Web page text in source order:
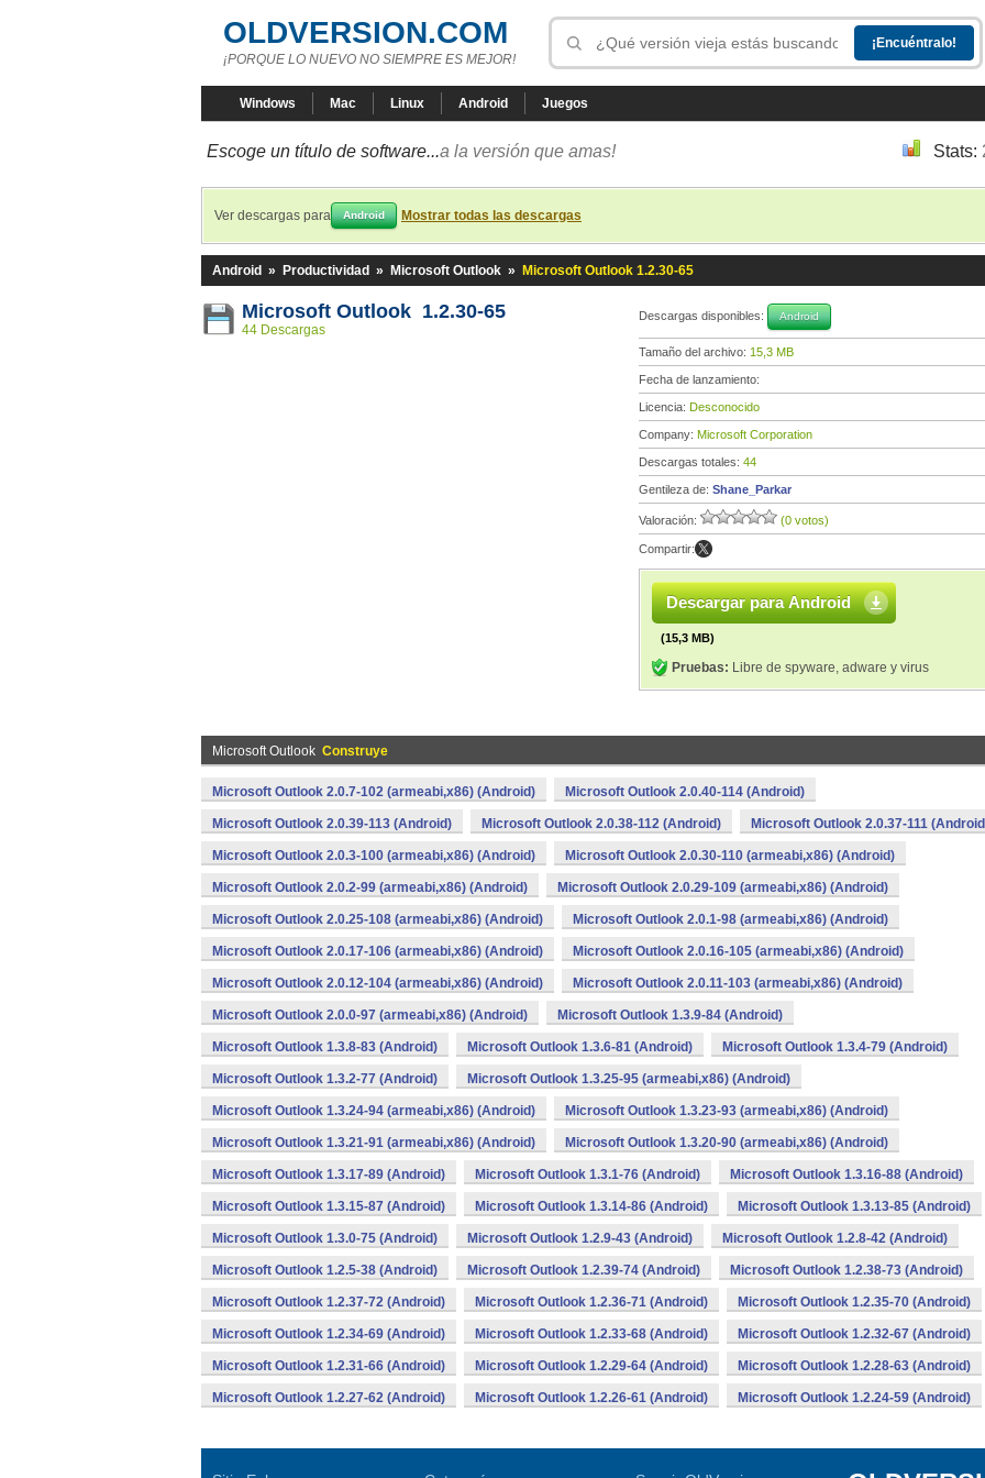
OLDVERSION.COM
¡PORQUE LO NUEVO NO SIEMPRE ES MEJOR!
Windows Mac Linux Android Juegos
Escoge un título de software...a la versión que amas! Stats:
Ver descargas para Android Mostrar todas las descargas
Android » Productividad » Microsoft Outlook » Microsoft Outlook 1.2.30-65
Microsoft Outlook 1.2.30-65
44 Descargas
Descargas disponibles: Android
Tamaño del archivo: 15,3 MB
Fecha de lanzamiento:
Licencia: Desconocido
Company: Microsoft Corporation
Descargas totales: 44
Gentileza de: Shane_Parkar
Valoración: (0 votos)
Compartir:
Descargar para Android
(15,3 MB)
Pruebas: Libre de spyware, adware y virus
Microsoft Outlook Construye
Microsoft Outlook 2.0.7-102 (armeabi,x86) (Android) Microsoft Outlook 2.0.40-114 (Android)
Microsoft Outlook 2.0.39-113 (Android) Microsoft Outlook 2.0.38-112 (Android) Microsoft Outlook 2.0.37-111
Microsoft Outlook 2.0.3-100 (armeabi,x86) (Android) Microsoft Outlook 2.0.30-110 (armeabi,x86) (Android)
Microsoft Outlook 2.0.2-99 (armeabi,x86) (Android) Microsoft Outlook 2.0.29-109 (armeabi,x86) (Android)
Microsoft Outlook 2.0.25-108 (armeabi,x86) (Android) Microsoft Outlook 2.0.1-98 (armeabi,x86) (Android)
Microsoft Outlook 2.0.17-106 (armeabi,x86) (Android) Microsoft Outlook 2.0.16-105 (armeabi,x86) (Android)
Microsoft Outlook 2.0.12-104 (armeabi,x86) (Android) Microsoft Outlook 2.0.11-103 (armeabi,x86) (Android)
Microsoft Outlook 2.0.0-97 (armeabi,x86) (Android) Microsoft Outlook 1.3.9-84 (Android)
Microsoft Outlook 1.3.8-83 (Android) Microsoft Outlook 1.3.6-81 (Android) Microsoft Outlook 1.3.4-79 (Android)
Microsoft Outlook 1.3.2-77 (Android) Microsoft Outlook 1.3.25-95 (armeabi,x86) (Android)
Microsoft Outlook 1.3.24-94 (armeabi,x86) (Android) Microsoft Outlook 1.3.23-93 (armeabi,x86) (Android)
Microsoft Outlook 1.3.21-91 (armeabi,x86) (Android) Microsoft Outlook 1.3.20-90 (armeabi,x86) (Android)
Microsoft Outlook 1.3.17-89 (Android) Microsoft Outlook 1.3.1-76 (Android) Microsoft Outlook 1.3.16-88 (Android)
Microsoft Outlook 1.3.15-87 (Android) Microsoft Outlook 1.3.14-86 (Android) Microsoft Outlook 1.3.13-85 (Android)
Microsoft Outlook 1.3.0-75 (Android) Microsoft Outlook 1.2.9-43 (Android) Microsoft Outlook 1.2.8-42 (Android)
Microsoft Outlook 1.2.5-38 (Android) Microsoft Outlook 1.2.39-74 (Android) Microsoft Outlook 1.2.38-73 (Android)
Microsoft Outlook 1.2.37-72 (Android) Microsoft Outlook 1.2.36-71 (Android) Microsoft Outlook 1.2.35-70 (Android)
Microsoft Outlook 1.2.34-69 (Android) Microsoft Outlook 1.2.33-68 (Android) Microsoft Outlook 1.2.32-67 (Android)
Microsoft Outlook 1.2.31-66 (Android) Microsoft Outlook 1.2.29-64 (Android) Microsoft Outlook 1.2.28-63 (Android)
Microsoft Outlook 1.2.27-62 (Android) Microsoft Outlook 1.2.26-61 (Android) Microsoft Outlook 1.2.24-59 (Android)